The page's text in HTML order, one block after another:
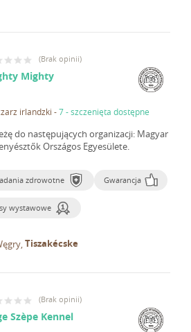
(Brak opinii)
Mighty
irlandzki -7 - szczenięta dostępne
do następujących organizacji: Magyar
Országos Egyesülete.
zdrowotne Gwarancja
wystawowe
Tiszakécske
(Brak opinii)
Szèpe Kennel